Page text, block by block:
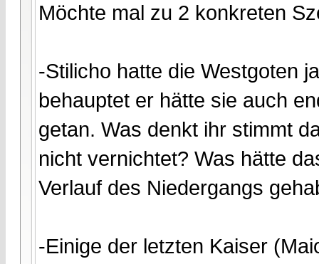
Möchte mal zu 2 konkreten
-Stilicho hatte die Westgoten
behauptet er hätte sie auch
getan. Was denkt ihr stimmt
nicht vernichtet? Was hätte
Verlauf des Niedergangs
-Einige der letzten Kaiser